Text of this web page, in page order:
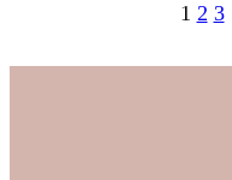
1 2 3